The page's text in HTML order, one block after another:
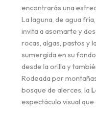
encontrarás una
La laguna, de agua
invita a asomarte y
rocas, algas, pastos y
sumergida en su
desde la orilla y
Rodeada por
bosque de alerces, la
espectáculo visual